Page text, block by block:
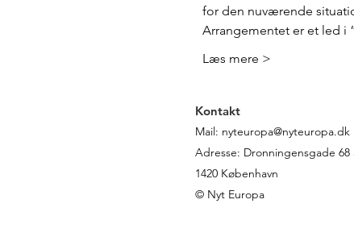
for den nuværende
Arrangementet er et led i
Læs mere >
Kontakt
Mail: nyteuropa@nyteuropa.dk
Adresse: Dronningensgade 68
1420 København
© Nyt Europa